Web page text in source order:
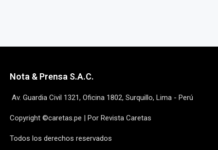
Nota & Prensa S.A.C.
Av. Guardia Civil 1321, Oficina 1802, Surquillo, Lima - Perú
Copyright ©caretas.pe | Por Revista Caretas
Todos los derechos reservados